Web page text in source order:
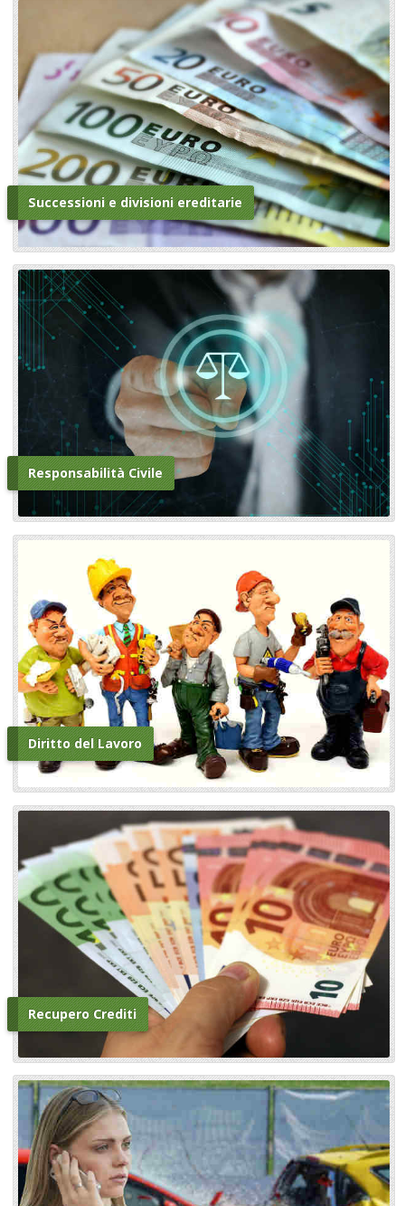
Successioni e divisioni ereditarie
Responsabilità Civile
Diritto del Lavoro
Recupero Crediti